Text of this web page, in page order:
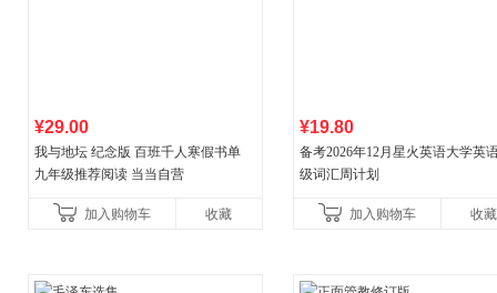
¥29.00
我与地坛 纪念版 百班千人寒假书单
九年级推荐阅读 当当自营
加入购物车 收藏
¥19.80
备考2026年12月星火英语大学英
级词汇周计划
加入购物车 收藏